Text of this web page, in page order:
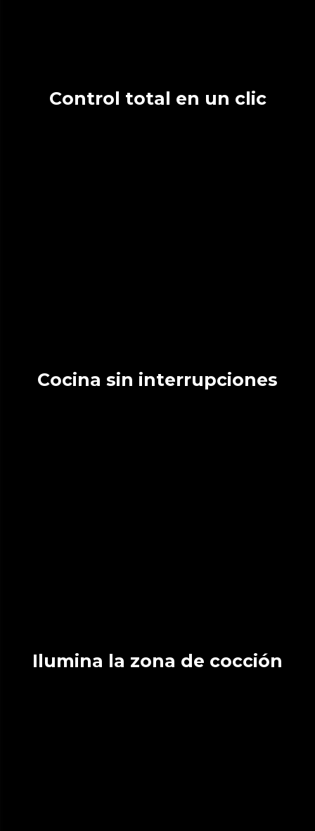
Control total en un clic
Cocina sin interrupciones
Ilumina la zona de cocción